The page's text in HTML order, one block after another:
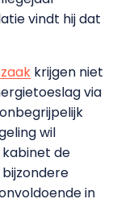
vindt hij dat
krijgen niet
via
wil
kabinet de
in